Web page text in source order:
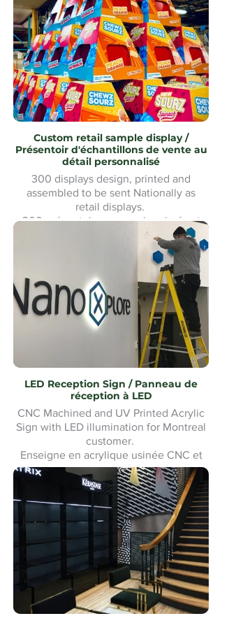
inoxydable uMake MontréalMontreal
Custom retail sample display /
Présentoir d'échantillons de vente au
détail personnalisé
300 displays design, printed and
assembled to be sent Nationally as
retail displays.
300 présentoirs conçus, imprimés et
assemblés pour être expédiés à
l'échelle nationale comme présentoirs
de vente au détail.
LED Reception Sign / Panneau de
réception à LED
CNC Machined and UV Printed Acrylic
Sign with LED illumination for Montreal
customer.
Enseigne en acrylique usinée CNC et
imprimée UV avec éclairage LED pour
un client de Montréal. Fabrication et
installation sur mesure.Custom made
and Installation.